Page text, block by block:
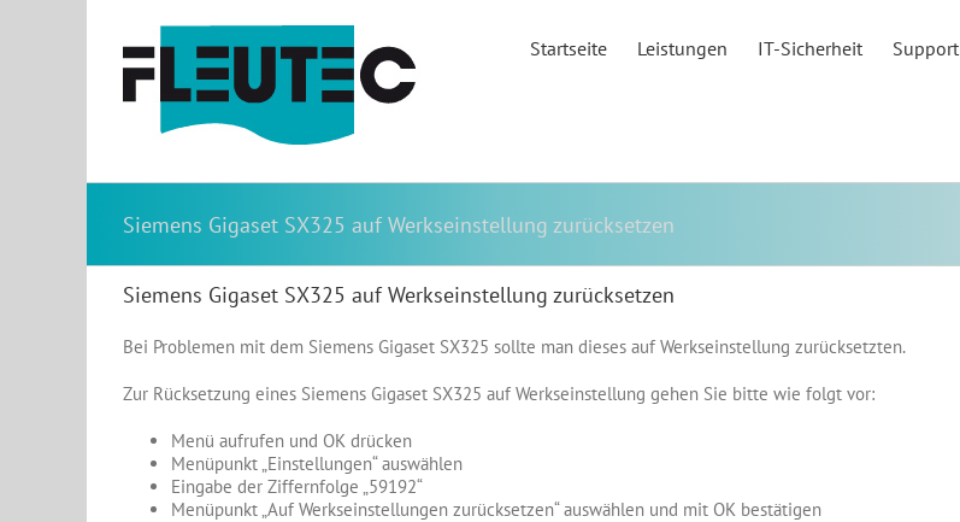
Startseite Leistungen IT-Sicherheit Support
Siemens Gigaset SX325 auf Werkseinstellung zurücksetzen
Siemens Gigaset SX325 auf Werkseinstellung zurücksetzen
Bei Problemen mit dem Siemens Gigaset SX325 sollte man dieses auf Werkseinstellung zurücksetzten.
Zur Rücksetzung eines Siemens Gigaset SX325 auf Werkseinstellung gehen Sie bitte wie folgt vor:
Menü aufrufen und OK drücken
Menüpunkt „Einstellungen“ auswählen
Eingabe der Ziffernfolge „59192“
Menüpunkt „Auf Werkseinstellungen zurücksetzen“ auswählen und mit OK bestätigen